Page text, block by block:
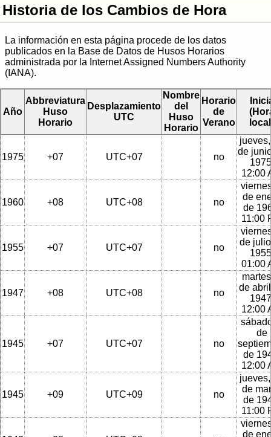
Historia de los Cambios de Hora
La información en esta página procede de los datos
publicados en la Base de Datos de Husos Horarios
administrada por la Internet Assigned Numbers Authority
(IANA).
Año
Abbreviatura
Huso
Horario
Desplazamiento
UTC
Nombre
del
Huso
Horario
Horario
de
Verano
1975 +07 UTC+07 no
de
12:00
1960 +08 UTC+08 no
de
de
11:00
1955 +07 UTC+07 no
de
01:00
1947 +08 UTC+08 no
de
12:00
1945 +07 UTC+07 no
de
de
12:00
1945 +09 UTC+09 no
de
de
11:00
de